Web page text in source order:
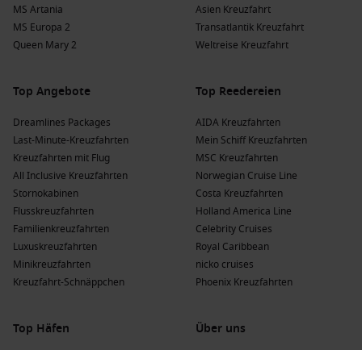
MS Artania
MS Europa 2
Queen Mary 2
Asien Kreuzfahrt
Transatlantik Kreuzfahrt
Weltreise Kreuzfahrt
Top Angebote
Dreamlines Packages
Last-Minute-Kreuzfahrten
Kreuzfahrten mit Flug
All Inclusive Kreuzfahrten
Stornokabinen
Flusskreuzfahrten
Familienkreuzfahrten
Luxuskreuzfahrten
Minikreuzfahrten
Kreuzfahrt-Schnäppchen
Top Reedereien
AIDA Kreuzfahrten
Mein Schiff Kreuzfahrten
MSC Kreuzfahrten
Norwegian Cruise Line
Costa Kreuzfahrten
Holland America Line
Celebrity Cruises
Royal Caribbean
nicko cruises
Phoenix Kreuzfahrten
Top Häfen
Über uns